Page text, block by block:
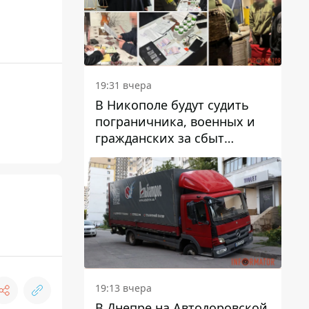
19:31 вчера
В Никополе будут судить
пограничника, военных и
гражданских за сбыт
психотропов
19:13 вчера